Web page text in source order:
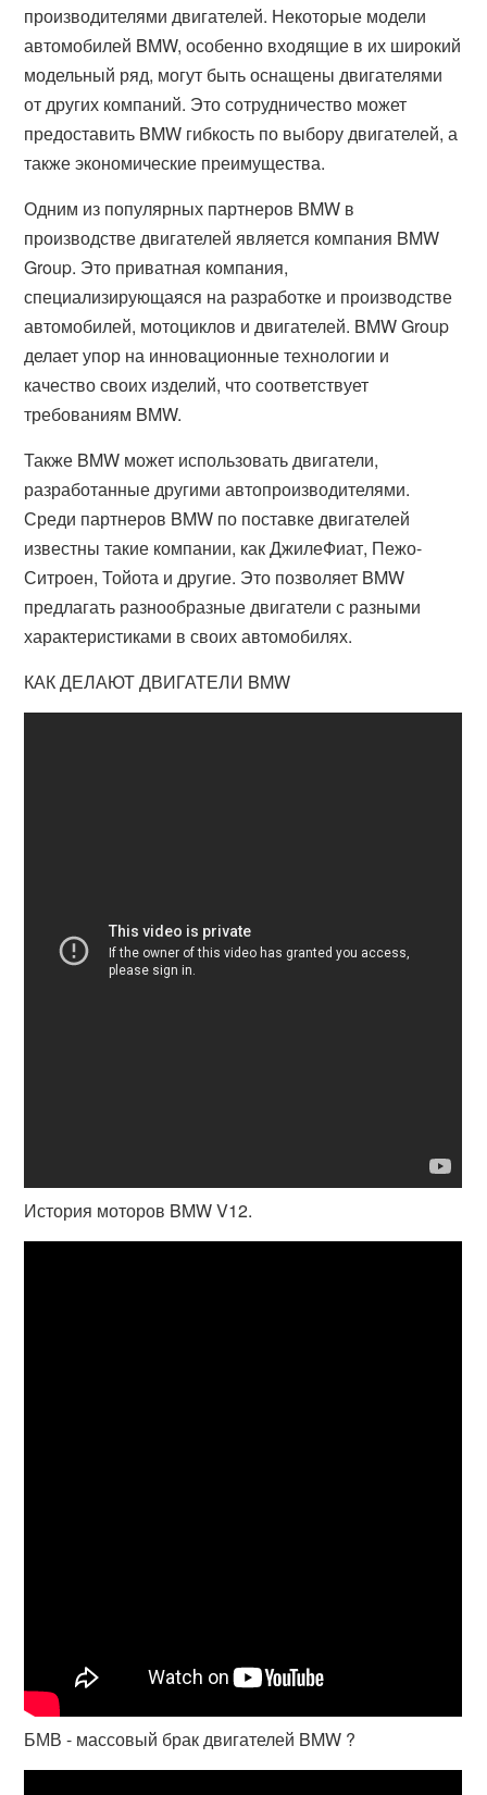
производителями двигателей. Некоторые модели
автомобилей BMW, особенно входящие в их широкий
модельный ряд, могут быть оснащены двигателями
от других компаний. Это сотрудничество может
предоставить BMW гибкость по выбору двигателей, а
также экономические преимущества.
Одним из популярных партнеров BMW в
производстве двигателей является компания BMW
Group. Это приватная компания,
специализирующаяся на разработке и производстве
автомобилей, мотоциклов и двигателей. BMW Group
делает упор на инновационные технологии и
качество своих изделий, что соответствует
требованиям BMW.
Также BMW может использовать двигатели,
разработанные другими автопроизводителями.
Среди партнеров BMW по поставке двигателей
известны такие компании, как ДжилеФиат, Пежо-
Ситроен, Тойота и другие. Это позволяет BMW
предлагать разнообразные двигатели с разными
характеристиками в своих автомобилях.
КАК ДЕЛАЮТ ДВИГАТЕЛИ BMW
История моторов BMW V12.
БМВ - массовый брак двигателей BMW ?